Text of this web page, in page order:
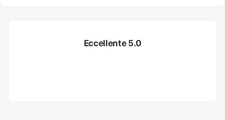
Eccellente 5.0